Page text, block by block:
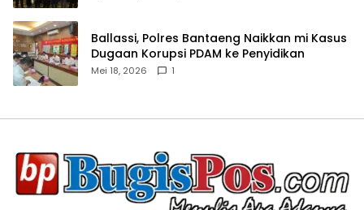
Ballassi, Polres Bantaeng Naikkan mi Kasus
Dugaan Korupsi PDAM ke Penyidikan
Mei 18, 2026 1